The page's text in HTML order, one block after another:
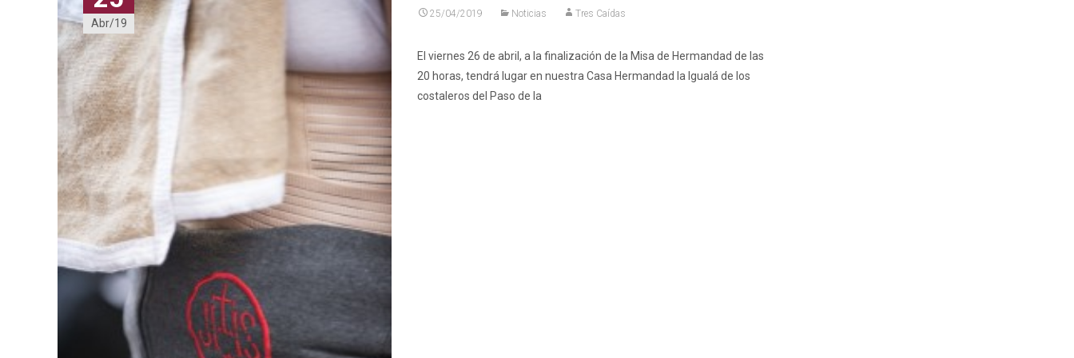
Abr/19
25/04/2019 Noticias Tres Caídas
El viernes 26 de abril, a la finalización de la Misa de Hermandad de las
20 horas, tendrá lugar en nuestra Casa Hermandad la Igualá de los
costaleros del Paso de la